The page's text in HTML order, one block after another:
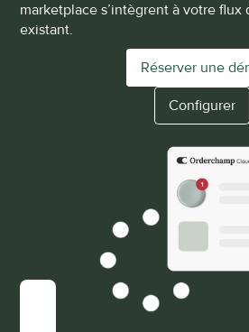
marketplace s’intègrent à votre
existant.
Réserver une
Configurer